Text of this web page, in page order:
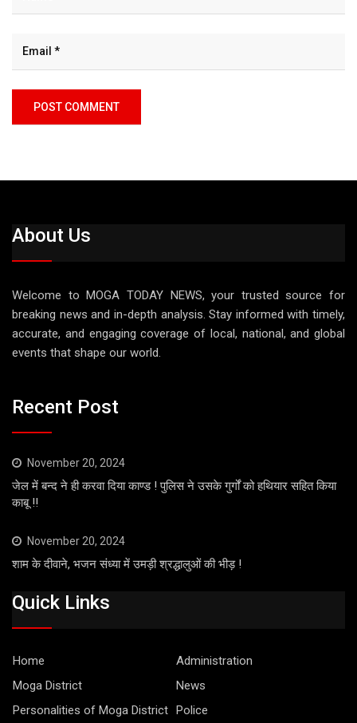
About Us
Welcome to MOGA TODAY NEWS, your trusted source for
breaking news and in-depth analysis. Stay informed with timely,
accurate, and engaging coverage of local, national, and global
events that shape our world.
Recent Post
November 20, 2024
जेल में बन्द ने ही करवा दिया काण्ड ! पुलिस ने उसके गुर्गों को हथियार सहित किया
काबू !!
November 20, 2024
शाम के दीवाने, भजन संध्या में उमड़ी श्रद्धालुओं की भीड़ !
Quick Links
Home
Administration
Moga District
News
Personalities of Moga District Police